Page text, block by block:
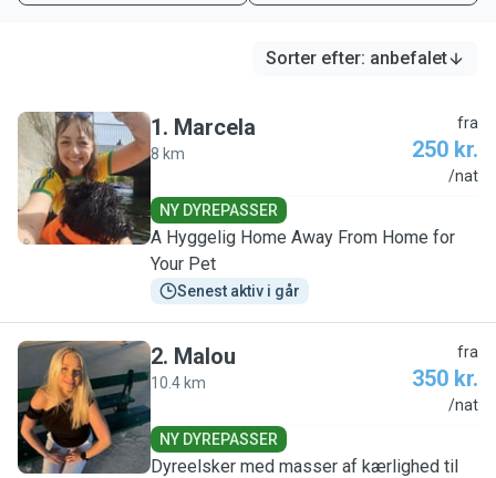
Sorter efter: anbefalet
M
1. Marcela
8 km
fra
250 kr.
/nat
NY DYREPASSER
A Hyggelig Home Away From Home for
Your Pet
Senest aktiv i går
M
2. Malou
10.4 km
fra
350 kr.
/nat
NY DYREPASSER
Dyreelsker med masser af kærlighed til